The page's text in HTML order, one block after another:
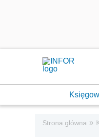
Strona główna »